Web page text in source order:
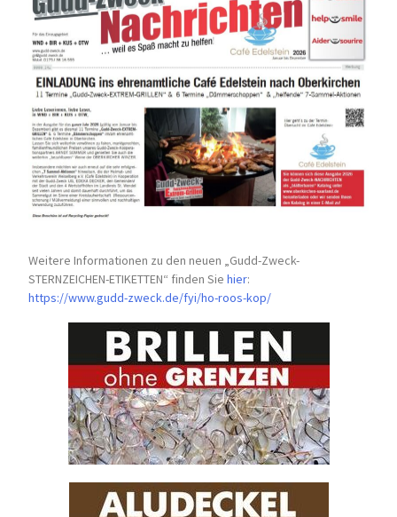
Weitere Informationen zu den neuen „Gudd-Zweck-
STERNZEICHEN-ETIKETTEN“ finden Siehier:
https://www.gudd-zweck.de/fyi/ho-roos-kop/